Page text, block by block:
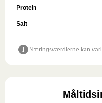
Protein
Salt
Næringsværdierne kan